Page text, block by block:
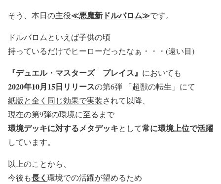
そう、本日の主役≪悪魔新ドルバロム≫です。
ドルバロムといえば子供の頃
持っているだけでヒーローだったなぁ・・・(遠い目)
『デュエル・マスターズ プレイス』 においても
2020年10月15日リリースの第6弾 「超獣の転生」にて
紙版と全く同じ効果で実装されて以降、
現在の第9弾の環境に至るまで
環境デッキに対するメタデッキとして常に環境上位で活躍
しています。
以上のことから、
今後も長く 環境での活躍が望めるため